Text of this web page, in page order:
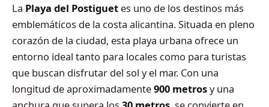
La Playa del Postiguet es uno de los destinos más
emblemáticos de la costa alicantina. Situada en pleno
corazón de la ciudad, esta playa urbana ofrece un
entorno ideal tanto para locales como para turistas
que buscan disfrutar del sol y el mar. Con una
longitud de aproximadamente900 metrosy una